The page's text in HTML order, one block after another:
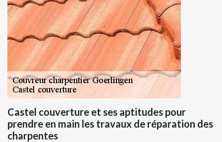
Castel couverture et ses aptitudes pour
prendre en main les travaux de réparation des
charpentes